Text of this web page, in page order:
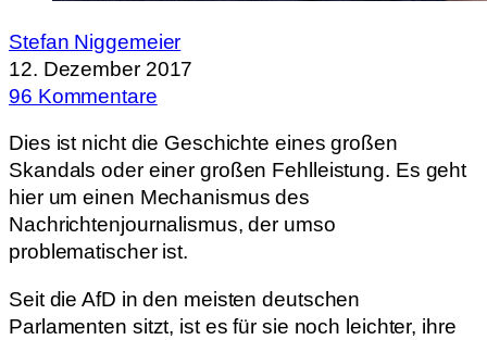
Stefan Niggemeier
12. Dezember 2017
96 Kommentare
Dies ist nicht die Geschichte eines großen
Skandals oder einer großen Fehlleistung. Es geht
hier um einen Mechanismus des
Nachrichtenjournalismus, der umso
problematischer ist.
Seit die AfD in den meisten deutschen
Parlamenten sitzt, ist es für sie noch leichter, ihre